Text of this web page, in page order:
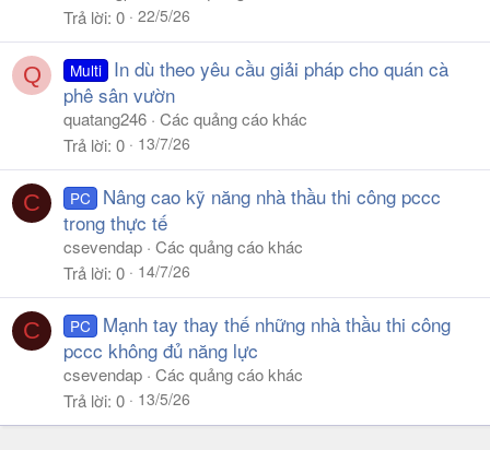
Trả lời 0 22/5/26
Q Multi
In dù theo yêu cầu giải pháp cho quán cà
phê sân vườn
quatang246 Các quảng cáo khác
Trả lời 0 13/7/26
C PC
Nâng cao kỹ năng nhà thầu thi công pccc
trong thực tế
csevendap Các quảng cáo khác
Trả lời 0 14/7/26
C PC
Mạnh tay thay thế những nhà thầu thi công
pccc không đủ năng lực
csevendap Các quảng cáo khác
Trả lời 0 13/5/26